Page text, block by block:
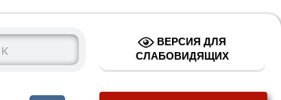
ВЕРСИЯ ДЛЯ
СЛАБОВИДЯЩИХ